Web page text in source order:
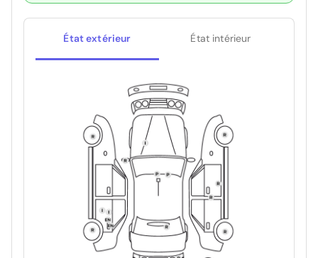
État extérieur État intérieur